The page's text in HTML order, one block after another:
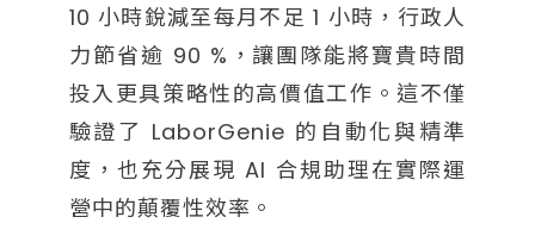
10 小時銳減至每月不足 1 小時，行政人
力節省逾 90 %，讓團隊能將寶貴時間
投入更具策略性的高價值工作。這不僅
驗證了 LaborGenie 的自動化與精準
度，也充分展現 AI 合規助理在實際運
營中的顛覆性效率。